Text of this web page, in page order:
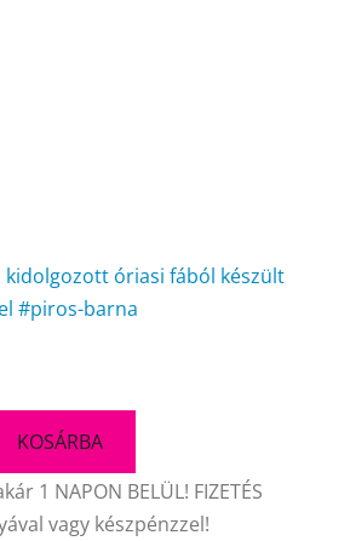
kidolgozott óriasi fából készült
#piros-barna
KOSÁRBA
1 NAPON BELÜL! FIZETÉS
vagy készpénzzel!